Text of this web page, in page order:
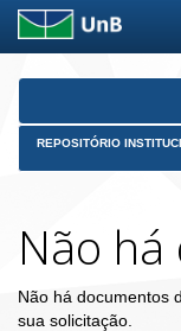
Skip
REPOSITÓRIO
Não
Não há documentos
sua solicitação.